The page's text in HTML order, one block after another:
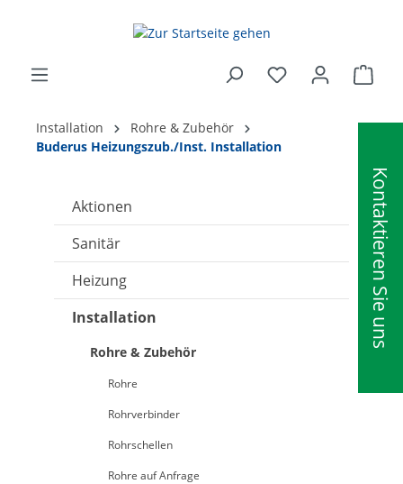
Kontaktieren Sie uns
Installation
Rohre & Zubehör
Buderus Heizungszub./Inst. Installation
Aktionen
Sanitär
Heizung
Installation
Rohre & Zubehör
Rohre
Rohrverbinder
Rohrschellen
Rohre auf Anfrage